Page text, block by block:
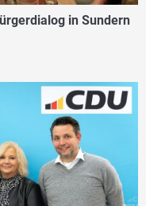
in Sundern